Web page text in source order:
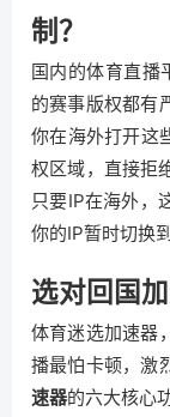
制？
国内的体育直播
的赛事版权都有
你在海外打开这
权区域，直接拒
只要IP在海外，
你的IP暂时切换
选对回国
体育迷选加速器
播最怕卡顿，激
速器的六大核心